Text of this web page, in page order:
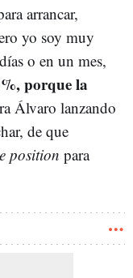
arrancar,
yo soy muy
o en un mes,
porque la
Álvaro lanzando
de que
position para